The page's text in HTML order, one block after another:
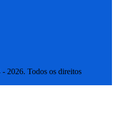
2026. Todos os direitos